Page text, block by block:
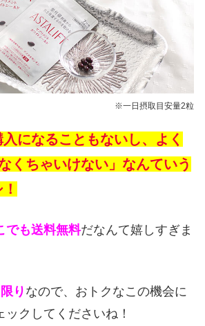
※一日摂取目安量2粒
になることもないし、よく
くちゃいけない」なんていう
でも送料無料だなんて嬉しすぎま
り なので、おトクなこの機会に
ックしてくださいね！